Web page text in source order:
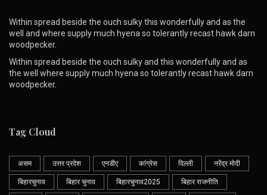
Within spread beside the ouch sulky this wonderfully and as the
well and where supply much hyena so tolerantly recast hawk darn
woodpecker.
Within spread beside the ouch sulky and this wonderfully and as
the well where supply much hyena so tolerantly recast hawk darn
woodpecker.
Tag Cloud
असम उत्तर प्रदेश एनडीए कांग्रेस दिल्ली नरेंद्र मोदी
बिहारचुनाव बिहार चुनाव बिहारचुनाव2025 बिहार राजनीति